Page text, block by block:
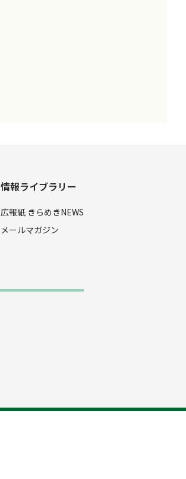
情報ライブラリー
広報紙 きらめきNEWS
メールマガジン